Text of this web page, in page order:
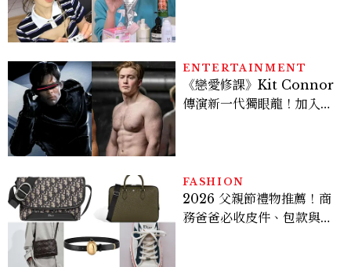
ENTERTAINMENT
《戀愛修課》Kit Connor
傳演新一代獨眼龍！加入新
FASHION
2026 父親節禮物推薦！商
務爸爸必收皮件、包款與鞋